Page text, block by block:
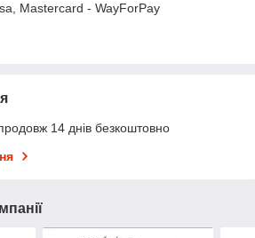
Mastercard - WayForPay
14 днів безкоштовно